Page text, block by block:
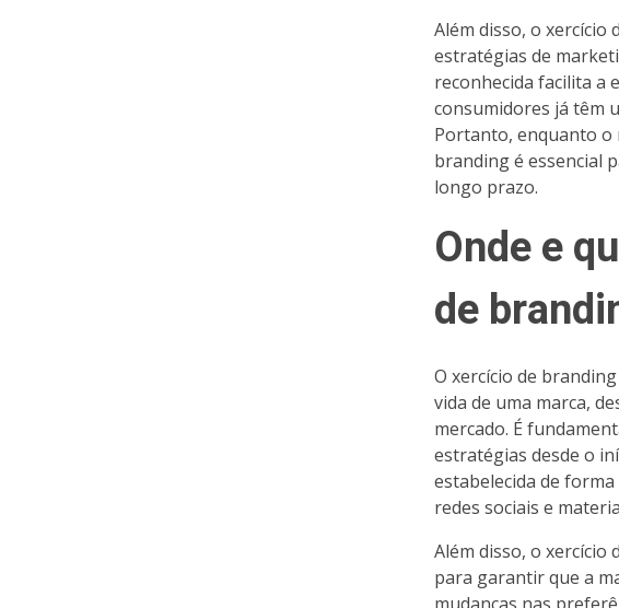
Além disso, o xercício
estratégias de
reconhecida facilita a
consumidores já têm
Portanto, enquanto
branding é essencial
longo prazo.
Onde e
de
O xercício de
vida de uma marca,
mercado. É
estratégias desde o
estabelecida de
redes sociais e
Além disso, o xercício
para garantir que a